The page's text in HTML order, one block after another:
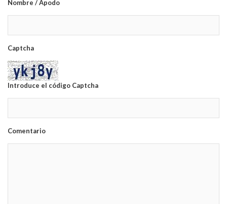
Nombre / Apodo
Captcha
Introduce el código Captcha
Comentario